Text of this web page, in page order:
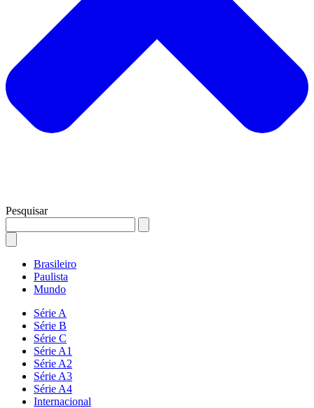
Pesquisar
Brasileiro
Paulista
Mundo
Série A
Série B
Série C
Série A1
Série A2
Série A3
Série A4
Internacional